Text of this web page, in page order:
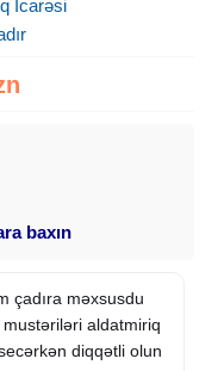
İcarəsi
baxın
çadıra məxsusdu
mustəriləri aldatmiriq
diqqətli olun